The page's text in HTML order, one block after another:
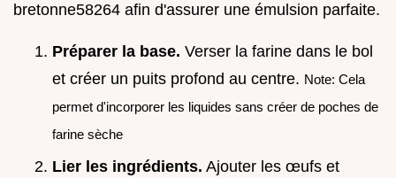
bretonne58264 afin d'assurer une émulsion parfaite.
Préparer la base. Verser la farine dans le bol
et créer un puits profond au centre. Note: Cela
permet d'incorporer les liquides sans créer de poches de
farine sèche
Lier les ingrédients. Ajouter les œufs et